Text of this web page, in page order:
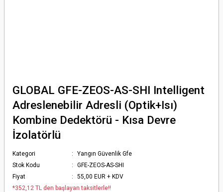
GLOBAL GFE-ZEOS-AS-SHI Intelligent
Adreslenebilir Adresli (Optik+Isı)
Kombine Dedektörü - Kısa Devre
İzolatörlü
Kategori
Yangın Güvenlik Gfe
Stok Kodu
GFE-ZEOS-AS-SHI
Fiyat
55,00 EUR + KDV
*352,12 TL den başlayan taksitlerle!!